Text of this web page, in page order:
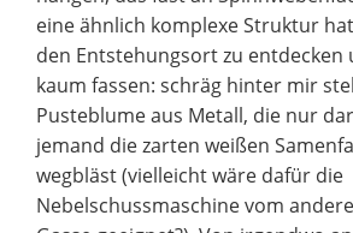
eine ähnlich komplexe Struktur
den Entstehungsort zu entdecken
kaum fassen: schräg hinter mir
Pusteblume aus Metall, die nur
jemand die zarten weißen
wegbläst (vielleicht wäre dafür die
Nebelschussmaschine vom